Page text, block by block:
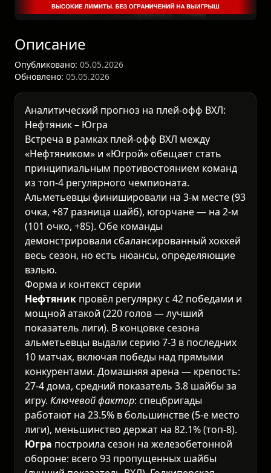
Описание
Опубликовано: 05.05.2026
Обновлено: 05.05.2026
Аналитический прогноз на плей-офф ВХЛ:
Нефтяник – Югра
Встреча в рамках плей-офф ВХЛ между
«Нефтяником» и «Югрой» обещает стать
принципиальным противостоянием команд
из топ-4 регулярного чемпионата.
Альметьевцы финишировали на 3-м месте (93
очка, +87 разница шайб), югорчане — на 2-м
(101 очко, +85). Обе команды
демонстрировали сбалансированный хоккей
весь сезон, но есть нюансы, определяющие
вэлью.
Форма и контекст серии
Нефтяник провёл регулярку с 42 победами и
мощной атакой (220 голов — лучший
показатель лиги). В концовке сезона
альметьевцы выдали серию 7-3 в последних
10 матчах, включая победы над прямыми
конкурентами. Домашняя арена — крепость:
27-4 дома, средний показатель 3.8 шайбы за
игру. Ключевой фактор: спецбригады
работают на 23.5% в большинстве (5-е место
лиги), меньшинство держат на 82.1% (топ-8).
Югра построила сезон на железобетонной
обороне: всего 93 пропущенных шайбы